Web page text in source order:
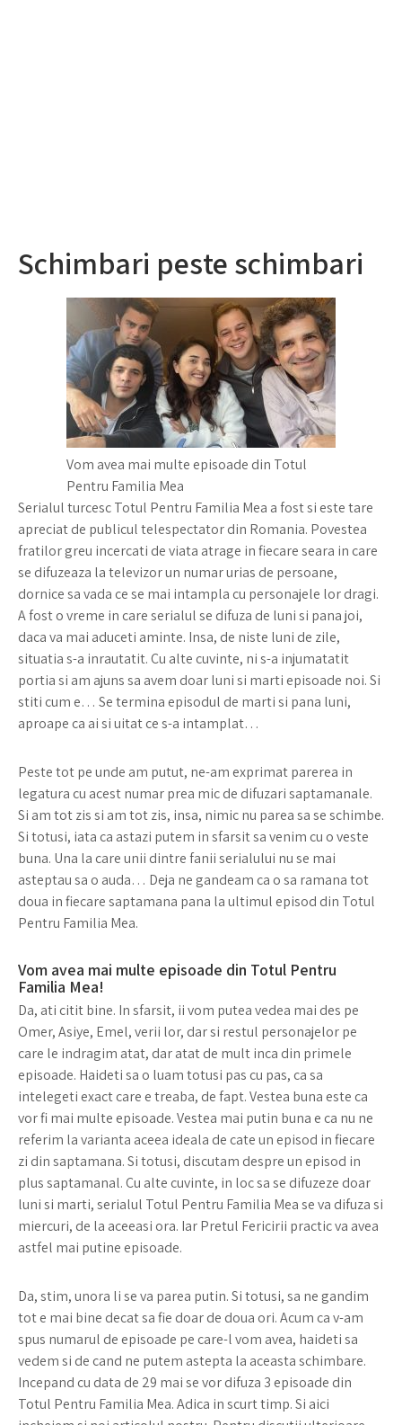
Schimbari peste schimbari
Vom avea mai multe episoade din Totul
Pentru Familia Mea
Serialul turcesc Totul Pentru Familia Mea a fost si este tare
apreciat de publicul telespectator din Romania. Povestea
fratilor greu incercati de viata atrage in fiecare seara in care
se difuzeaza la televizor un numar urias de persoane,
dornice sa vada ce se mai intampla cu personajele lor dragi.
A fost o vreme in care serialul se difuza de luni si pana joi,
daca va mai aduceti aminte. Insa, de niste luni de zile,
situatia s-a inrautatit. Cu alte cuvinte, ni s-a injumatatit
portia si am ajuns sa avem doar luni si marti episoade noi. Si
stiti cum e… Se termina episodul de marti si pana luni,
aproape ca ai si uitat ce s-a intamplat…
Peste tot pe unde am putut, ne-am exprimat parerea in
legatura cu acest numar prea mic de difuzari saptamanale.
Si am tot zis si am tot zis, insa, nimic nu parea sa se schimbe.
Si totusi, iata ca astazi putem in sfarsit sa venim cu o veste
buna. Una la care unii dintre fanii serialului nu se mai
asteptau sa o auda… Deja ne gandeam ca o sa ramana tot
doua in fiecare saptamana pana la ultimul episod din Totul
Pentru Familia Mea.
Vom avea mai multe episoade din Totul Pentru
Familia Mea!
Da, ati citit bine. In sfarsit, ii vom putea vedea mai des pe
Omer, Asiye, Emel, verii lor, dar si restul personajelor pe
care le indragim atat, dar atat de mult inca din primele
episoade. Haideti sa o luam totusi pas cu pas, ca sa
intelegeti exact care e treaba, de fapt. Vestea buna este ca
vor fi mai multe episoade. Vestea mai putin buna e ca nu ne
referim la varianta aceea ideala de cate un episod in fiecare
zi din saptamana. Si totusi, discutam despre un episod in
plus saptamanal. Cu alte cuvinte, in loc sa se difuzeze doar
luni si marti, serialul Totul Pentru Familia Mea se va difuza si
miercuri, de la aceeasi ora. Iar Pretul Fericirii practic va avea
astfel mai putine episoade.
Da, stim, unora li se va parea putin. Si totusi, sa ne gandim
tot e mai bine decat sa fie doar de doua ori. Acum ca v-am
spus numarul de episoade pe care-l vom avea, haideti sa
vedem si de cand ne putem astepta la aceasta schimbare.
Incepand cu data de 29 mai se vor difuza 3 episoade din
Totul Pentru Familia Mea. Adica in scurt timp. Si aici